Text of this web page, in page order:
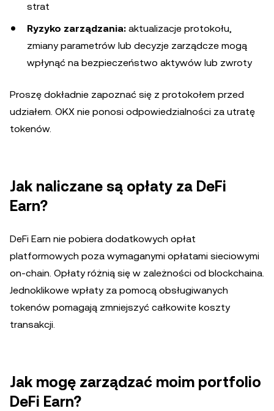
strat
Ryzyko zarządzania: aktualizacje protokołu,
zmiany parametrów lub decyzje zarządcze mogą
wpłynąć na bezpieczeństwo aktywów lub zwroty
Proszę dokładnie zapoznać się z protokołem przed
udziałem. OKX nie ponosi odpowiedzialności za utratę
tokenów.
Jak naliczane są opłaty za DeFi
Earn?
DeFi Earn nie pobiera dodatkowych opłat
platformowych poza wymaganymi opłatami sieciowymi
on-chain. Opłaty różnią się w zależności od blockchaina.
Jednoklikowe wpłaty za pomocą obsługiwanych
tokenów pomagają zmniejszyć całkowite koszty
transakcji.
Jak mogę zarządzać moim portfolio
DeFi Earn?